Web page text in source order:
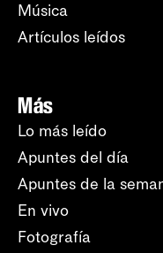
Música
Artículos leídos
Más
Lo más leído
Apuntes del día
Apuntes de la
En vivo
Fotografía